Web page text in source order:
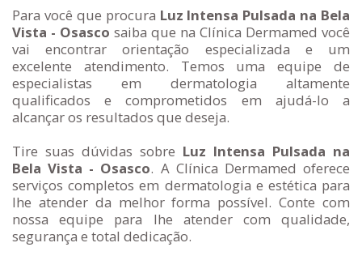
Para você que procura Luz Intensa Pulsada na Bela
Vista - Osasco saiba que na Clínica Dermamed você
vai encontrar orientação especializada e um
excelente atendimento. Temos uma equipe de
especialistas em dermatologia altamente
qualificados e comprometidos em ajudá-lo a
alcançar os resultados que deseja.
Tire suas dúvidas sobre Luz Intensa Pulsada na
Bela Vista - Osasco. A Clínica Dermamed oferece
serviços completos em dermatologia e estética para
lhe atender da melhor forma possível. Conte com
nossa equipe para lhe atender com qualidade,
segurança e total dedicação.